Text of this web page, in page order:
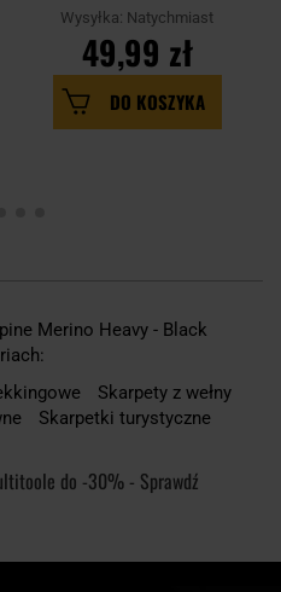
Wysyłka: Natychmiast
49,99 zł
DO KOSZYKA
Merino Heavy - Black
Skarpety z wełny
Skarpetki turystyczne